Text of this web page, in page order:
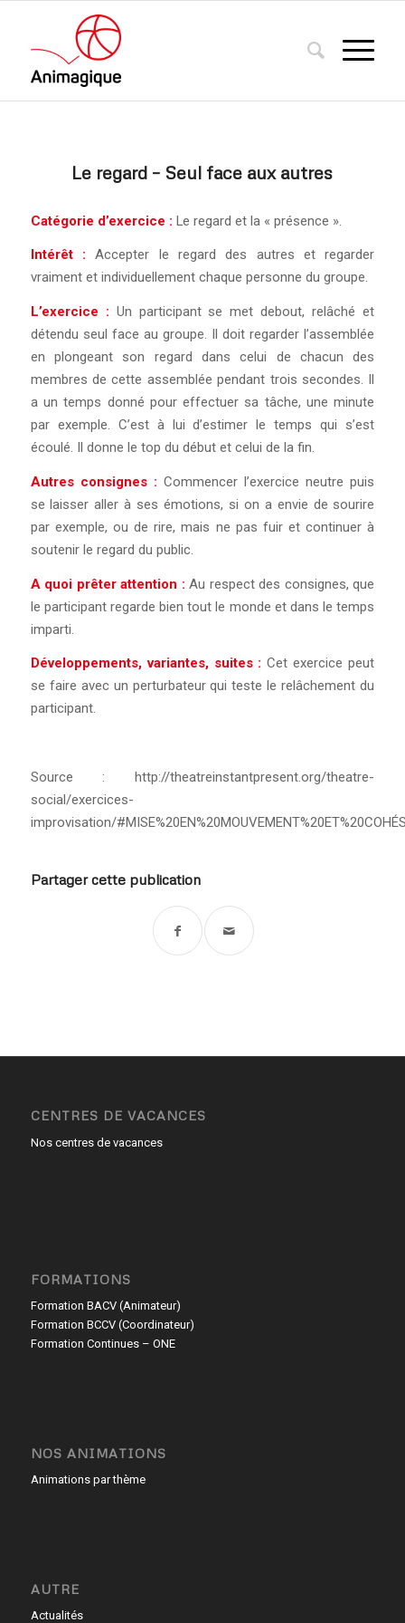
Le regard – Seul face aux autres
Catégorie d’exercice : Le regard et la « présence ».
Intérêt : Accepter le regard des autres et regarder
vraiment et individuellement chaque personne du groupe.
L’exercice : Un participant se met debout, relâché et
détendu seul face au groupe. Il doit regarder l’assemblée
en plongeant son regard dans celui de chacun des
membres de cette assemblée pendant trois secondes. Il
a un temps donné pour effectuer sa tâche, une minute
par exemple. C’est à lui d’estimer le temps qui s’est
écoulé. Il donne le top du début et celui de la fin.
Autres consignes : Commencer l’exercice neutre puis
se laisser aller à ses émotions, si on a envie de sourire
par exemple, ou de rire, mais ne pas fuir et continuer à
soutenir le regard du public.
A quoi prêter attention : Au respect des consignes, que
le participant regarde bien tout le monde et dans le temps
imparti.
Développements, variantes, suites : Cet exercice peut
se faire avec un perturbateur qui teste le relâchement du
participant.
Source : http://theatreinstantpresent.org/theatre-
social/exercices-
improvisation/
Partager cette publication
CENTRES DE VACANCES
Nos centres de vacances
FORMATIONS
Formation BACV (Animateur)
Formation BCCV (Coordinateur)
Formation Continues – ONE
NOS ANIMATIONS
Animations par thème
AUTRE
Actualités